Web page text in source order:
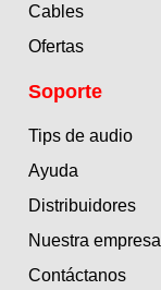
Cables
Ofertas
Soporte
Tips de audio
Ayuda
Distribuidores
Nuestra empresa
Contáctanos